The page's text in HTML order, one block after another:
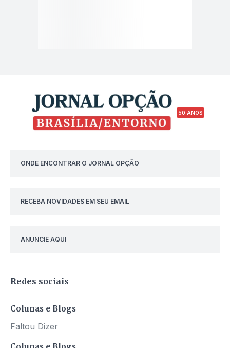
50 ANOS
ONDE ENCONTRAR O JORNAL OPÇÃO
RECEBA NOVIDADES EM SEU EMAIL
ANUNCIE AQUI
Redes sociais
Colunas e Blogs
Faltou Dizer